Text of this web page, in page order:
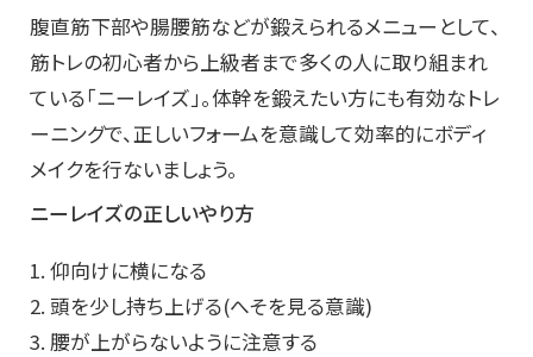
腹直筋下部や腸腰筋などが鍛えられるメニューとして、
筋トレの初心者から上級者まで多くの人に取り組まれ
ている「ニーレイズ」。体幹を鍛えたい方にも有効なトレ
ーニングで、正しいフォームを意識して効率的にボディ
メイクを行ないましょう。
ニーレイズの正しいやり方
1. 仰向けに横になる
2. 頭を少し持ち上げる(へそを見る意識)
3. 腰が上がらないように注意する